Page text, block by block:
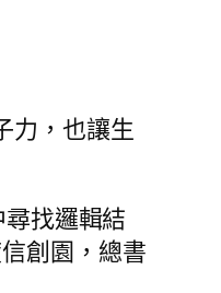
力，也讓生
找邏輯結
創園，總書